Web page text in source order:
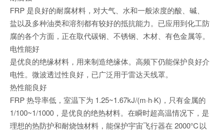
FRP 是良好的耐腐材料，对大气、水和一般浓度的酸、碱、
盐以及多种油类和溶剂都有较好的抵抗能力。已应用到化工防
腐的各个方面，正在取代碳钢、不锈钢、木材、有色金属等。
电性能好
是优良的绝缘材料，用来制造绝缘体。高频下仍能保护良好介
电性。微波透过性良好，已广泛用于雷达天线罩。
热性能良好
FRP 热导率低，室温下为 1.25~1.67kJ/(m·h·K)，只有金属的
1/100~1/1000，是优良的绝热材料。在瞬时超高温情况下，是
理想的热防护和耐烧蚀材料，能保护宇宙飞行器在 2000℃以